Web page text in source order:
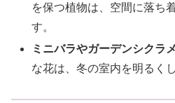
を保つ植物は、空間に落ち
す。
ミニバラやガーデンシクラ
な花は、冬の室内を明るく